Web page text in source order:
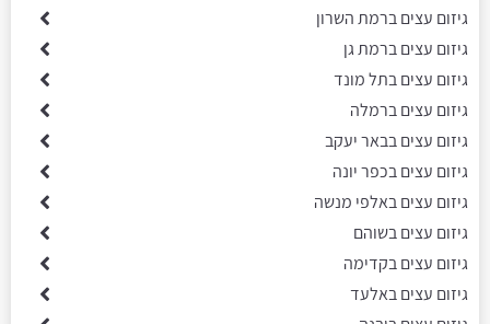
גיזום עצים ברמת השרון
גיזום עצים ברמת גן
גיזום עצים בתל מונד
גיזום עצים ברמלה
גיזום עצים בבאר יעקב
גיזום עצים בכפר יונה
גיזום עצים באלפי מנשה
גיזום עצים בשוהם
גיזום עצים בקדימה
גיזום עצים באלעד